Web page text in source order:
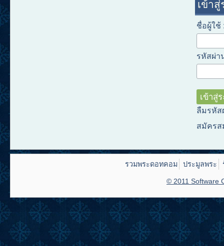
เข้าสู่
ชื่อผู้ใช้
รหัสผ่า
ลืมรหัส
สมัคร
รวมพระดอทคอม ประมูลพระ
© 2011 Software